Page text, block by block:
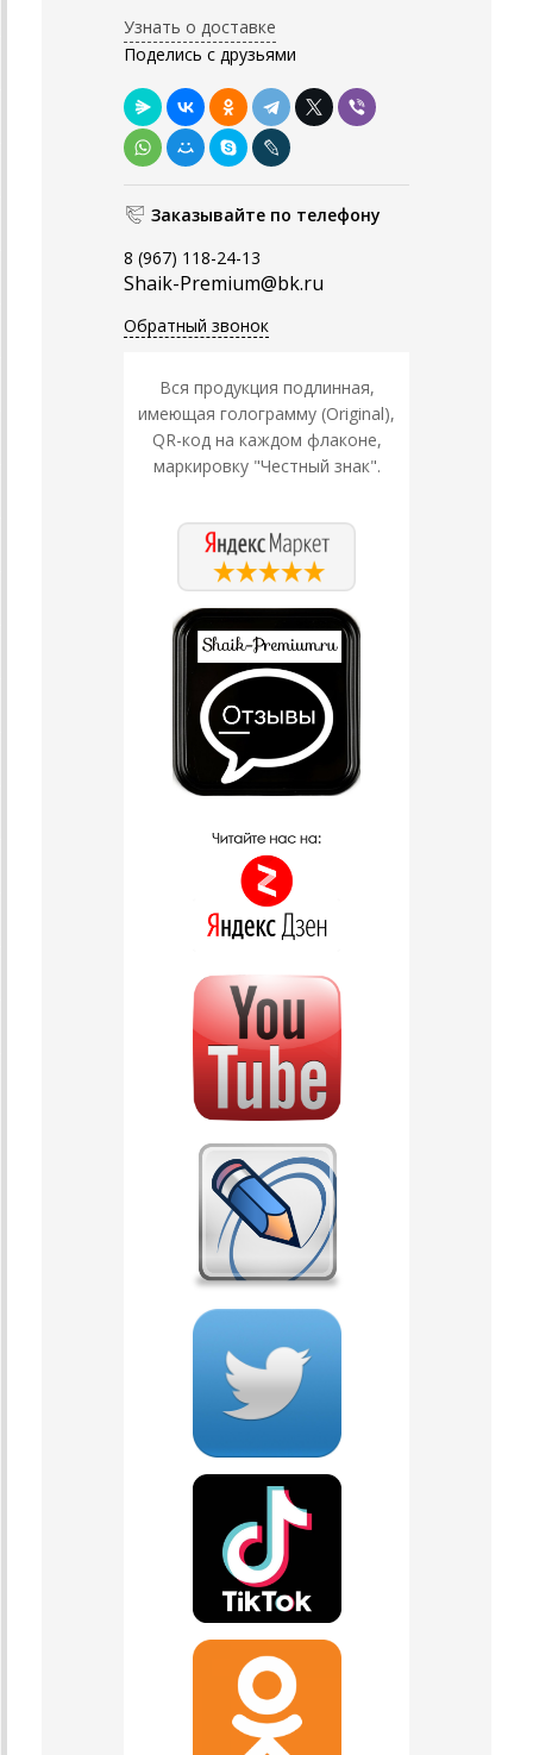
Узнать о доставке
Поделись с друзьями
Заказывайте по телефону
8 (967) 118-24-13
Shaik-Premium@bk.ru
Обратный звонок
Вся продукция подлинная,
имеющая голограмму (Original),
QR-код на каждом флаконе,
маркировку "Честный знак".